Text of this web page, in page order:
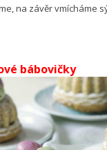
na závěr vmícháme
bábovičky